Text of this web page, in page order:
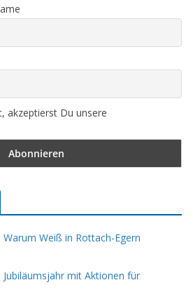
akzeptierst Du unsere
Weiß in Rottach-Egern
Jubiläumsjahr mit Aktionen für